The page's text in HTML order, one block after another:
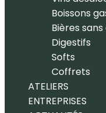
Boissons
Bières
Digestifs
Softs
Coffrets
ATELIERS
ENTREPRISES